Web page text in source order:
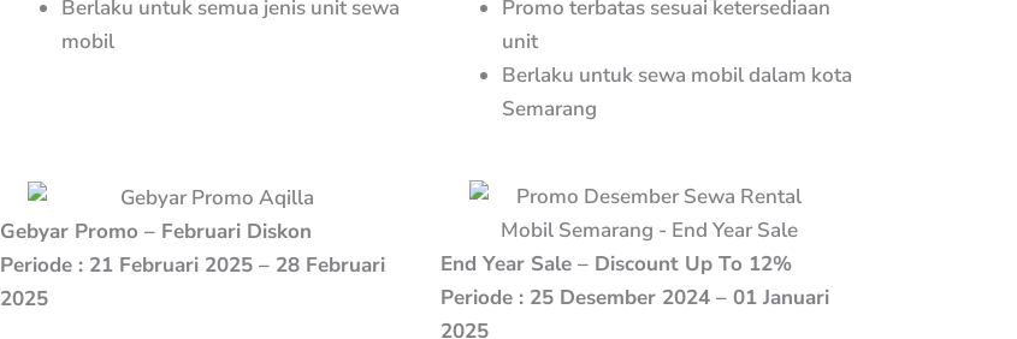
Berlaku untuk semua jenis unit sewa
mobil
Promo terbatas sesuai ketersediaan
unit
Berlaku untuk sewa mobil dalam kota
Semarang
Gebyar Promo – Februari Diskon
Periode : 21 Februari 2025 – 28 Februari
2025
End Year Sale – Discount Up To 12%
Periode : 25 Desember 2024 – 01 Januari
2025